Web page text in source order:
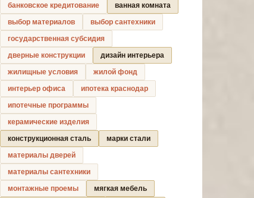
банковское кредитование
ванная комната
выбор материалов
выбор сантехники
государственная субсидия
дверные конструкции
дизайн интерьера
жилищные условия
жилой фонд
интерьер офиса
ипотека краснодар
ипотечные программы
керамические изделия
конструкционная сталь
марки стали
материалы дверей
материалы сантехники
монтажные проемы
мягкая мебель